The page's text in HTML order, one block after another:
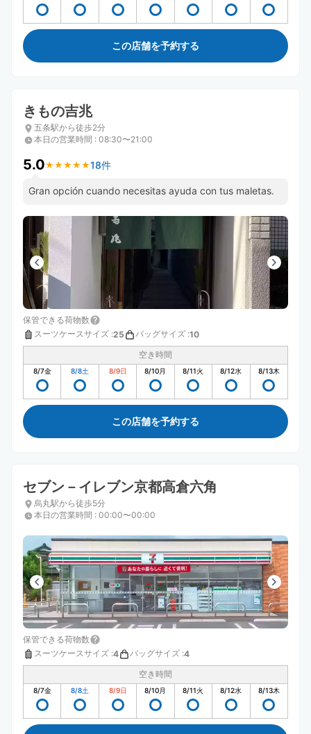
この店舗を予約する
きもの吉兆
五条駅から徒歩2分
本日の営業時間 : 08:30〜21:00
5.0★ ★ ★ ★ ★
★ ★ ★ ★ ★18件
Gran opción cuando necesitas ayuda con tus maletas.
保管できる荷物数
スーツケースサイズ :25 バッグサイズ :10
空き時間
8/7金 8/8土 8/9日 8/10月 8/11火 8/12水 8/13木
この店舗を予約する
セブン－イレブン京都高倉六角
烏丸駅から徒歩5分
本日の営業時間 : 00:00〜00:00
保管できる荷物数
スーツケースサイズ :4 バッグサイズ :4
空き時間
8/7金 8/8土 8/9日 8/10月 8/11火 8/12水 8/13木